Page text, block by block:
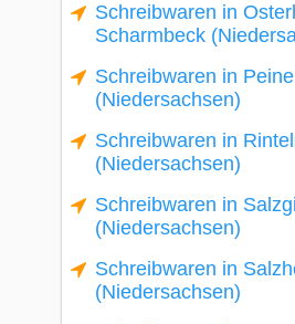
Schreibwaren in
Scharmbeck
Schreibwaren in Peine
(Niedersachsen)
Schreibwaren in
(Niedersachsen)
Schreibwaren in
(Niedersachsen)
Schreibwaren in
(Niedersachsen)